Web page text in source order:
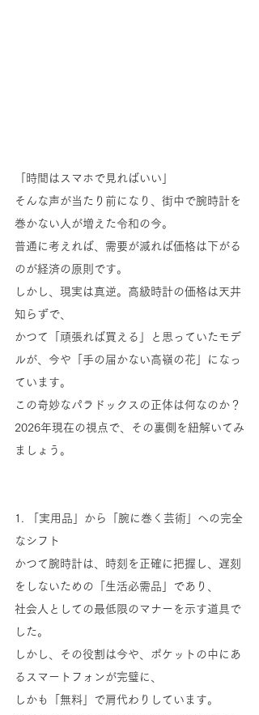
「時間はスマホで見ればいい」
そんな声が当たり前になり、街中で腕時計を
巻かない人が増えた令和の今。
普通に考えれば、需要が減れば価格は下がる
のが経済の原則です。
しかし、現実は真逆。高級時計の価格は天井
知らずで、
かつて「頑張れば買える」と思っていたモデ
ルが、今や「手の届かない高嶺の花」になっ
ています。
この奇妙なパラドックスの正体は何なのか？
2026年現在の視点で、その裏側を紐解いてみ
ましょう。
1. 「実用品」から「腕に巻く芸術」への完全
なシフト
かつて腕時計は、時刻を正確に把握し、遅刻
をしないための「生活必需品」であり、
社会人としての最低限のマナーを示す道具で
した。
しかし、その役割は今や、ポケットの中にあ
るスマートフォンが完璧に、
しかも「無料」で肩代わりしています。